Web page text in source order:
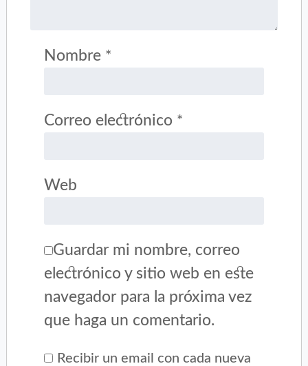
Nombre *
Correo electrónico *
Web
Guardar mi nombre, correo
electrónico y sitio web en este
navegador para la próxima vez
que haga un comentario.
Recibir un email con cada nueva